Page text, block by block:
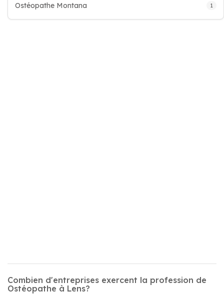
Ostéopathe Montana 1
Combien d'entreprises exercent la profession de
Ostéopathe à Lens?